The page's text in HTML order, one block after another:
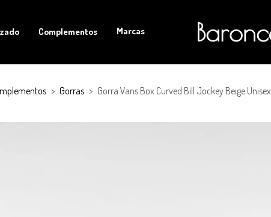
Complementos Marcas
Gorras Gorra Vans Box Curved Bill Jockey Beige Unisex